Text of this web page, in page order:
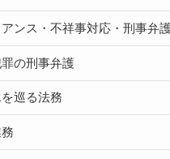
ンス・不祥事対応・刑事弁
の刑事弁護
巡る法務